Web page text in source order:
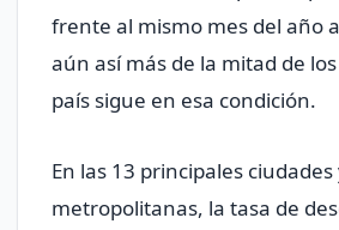
frente al mismo mes del año
aún así más de la mitad de
país sigue en esa condición.
En las 13 principales
metropolitanas, la tasa de